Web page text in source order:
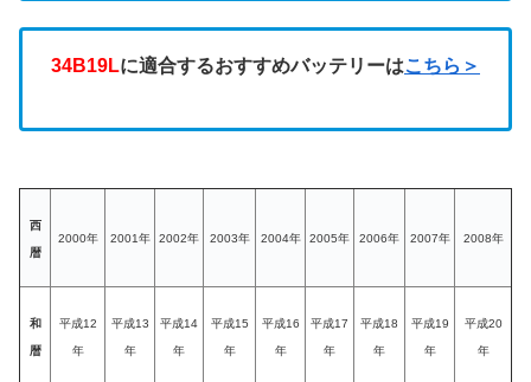
34B19Lに適合するおすすめバッテリーはこちら＞
西
暦
2000年 2001年 2002年 2003年 2004年 2005年 2006年 2007年 2008年
和
暦
平成12
年
平成13
年
平成14
年
平成15
年
平成16
年
平成17
年
平成18
年
平成19
年
平成20
年